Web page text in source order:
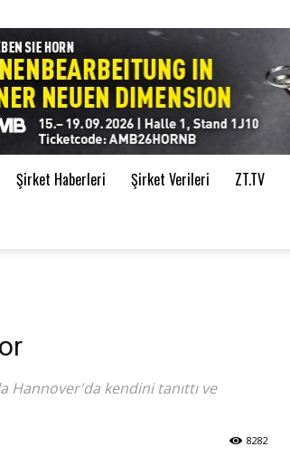
Şirket Haberleri Şirket Verileri ZT.TV
Hannover'da kendini tanıttı ve
8282